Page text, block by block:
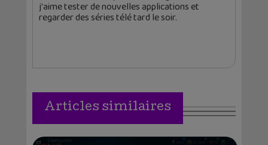
j'aime tester de nouvelles applications et
regarder des séries télé tard le soir.
Articles similaires